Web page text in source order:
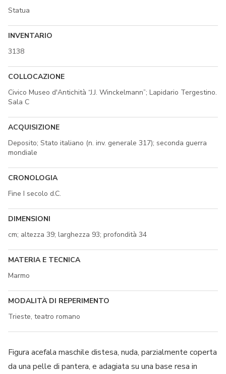
Statua
INVENTARIO
3138
COLLOCAZIONE
Civico Museo d'Antichità “J.J. Winckelmann”; Lapidario Tergestino.
Sala C
ACQUISIZIONE
Deposito; Stato italiano (n. inv. generale 317); seconda guerra
mondiale
CRONOLOGIA
Fine I secolo d.C.
DIMENSIONI
cm; altezza 39; larghezza 93; profondità 34
MATERIA E TECNICA
Marmo
MODALITÀ DI REPERIMENTO
Trieste, teatro romano
Figura acefala maschile distesa, nuda, parzialmente coperta
da una pelle di pantera, e adagiata su una base resa in